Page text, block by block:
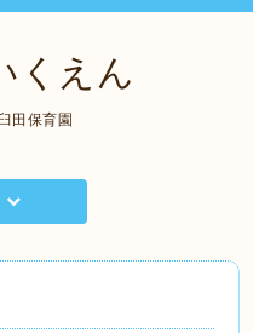
くえん
田保育園